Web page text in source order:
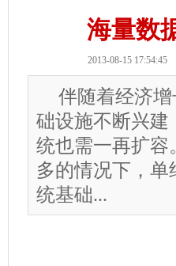
海量数
2013-08-15 17:54:45
伴随着经济
础设施不断兴建
统也需一再扩容
多的情况下，
统基础...